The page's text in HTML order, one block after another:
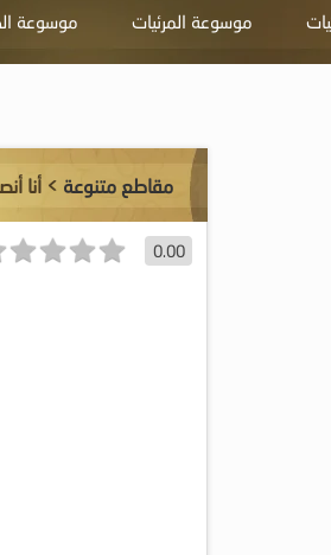
موسوعة المرئيات موسوعة
مقاطع متنوعة > أنا
0.00